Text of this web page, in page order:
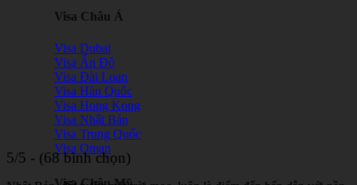
Visa Châu Á
Visa Dubai
Visa Ấn Độ
Visa Đài Loan
Visa Hàn Quốc
Visa Hong Kong
Visa Nhật Bản
Visa Trung Quốc
Visa Oman
5/5 - (68 bình chọn)